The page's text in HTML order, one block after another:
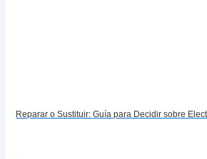
Reparar o Sustituir: Guía para Decidir sobre